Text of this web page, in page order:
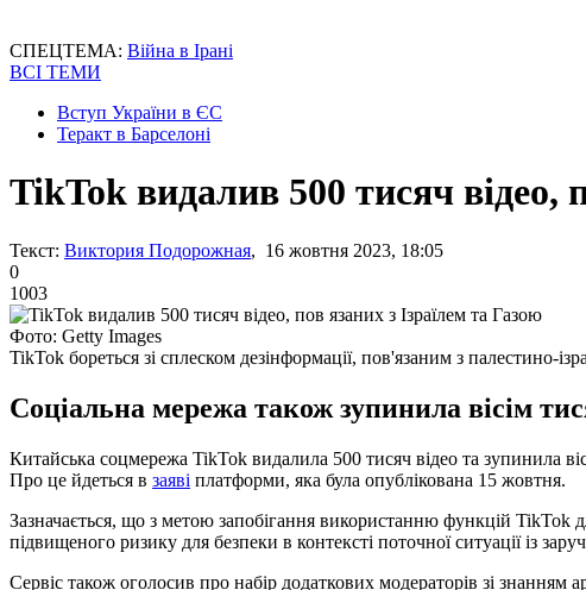
СПЕЦТЕМА: Війна в Ірані
ВСІ ТЕМИ
Вступ України в ЄС
Теракт в Барселоні
TikTok видалив 500 тисяч відео,
Текст: Виктория Подорожная, 16 жовтня 2023, 18:05
0
1003
Фото: Getty Images
TikTok бореться зі сплеском дезінформації, пов'язаним з палестино-
Соціальна мережа також зупинила вісім
Китайська соцмережа TikTok видалила 500 тисяч відео та зупинила
Про це йдеться в заяві платформи, яка була опублікована 15 жовтня.
Зазначається, що з метою запобігання використанню функцій TikTok
підвищеного ризику для безпеки в контексті поточної ситуації із
Сервіс також оголосив про набір додаткових модераторів зі знанням